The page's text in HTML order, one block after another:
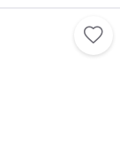
ち込み制のバーベ
りにピッタリのス